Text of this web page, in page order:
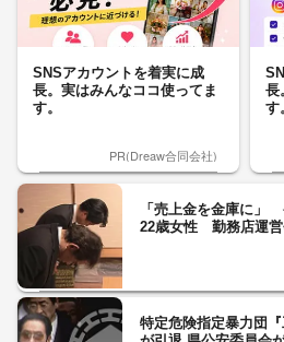
SNSアカウントを着実に成
長。実はみんなココ使ってま
す。
PR(Dreaw合同会社)
長
す
「売上金を金庫に」
22歳女性 勤務店運営
特定危険指定暴力団